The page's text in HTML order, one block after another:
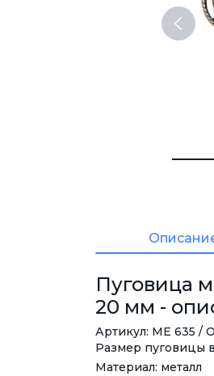
Пуговица
20 мм -
Артикул: ME 635 /
Размер пуговицы
Материал: металл